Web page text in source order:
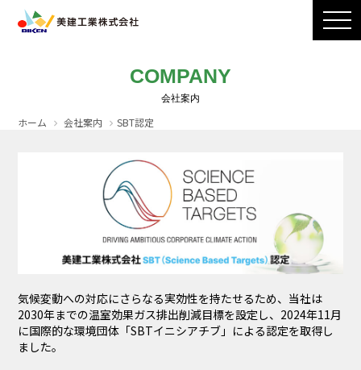
製品ラインナップ
CADダウンロード
COMPANY
ホーム 会社案内 SBT認定
気候変動への対応にさらなる実効性を持たせるため、当社は
2030年までの温室効果ガス排出削減目標を設定し、2024年11月
に国際的な環境団体「SBTイニシアチブ」による認定を取得し
ました。